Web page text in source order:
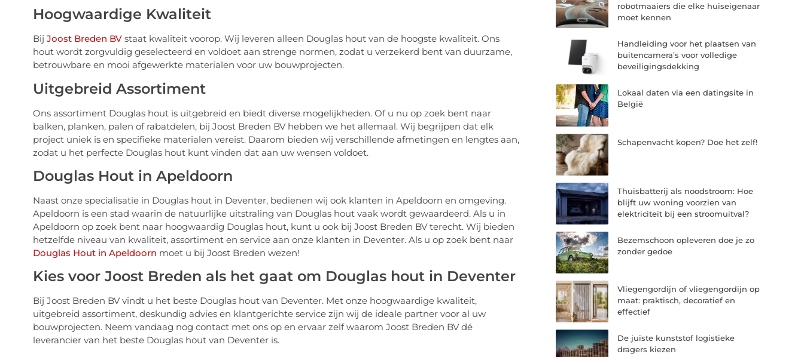
Hoogwaardige Kwaliteit
Bij Joost Breden BVstaat kwaliteit voorop. Wij leveren alleen Douglas hout van de hoogste kwaliteit. Ons
hout wordt zorgvuldig geselecteerd en voldoet aan strenge normen, zodat u verzekerd bent van duurzame,
betrouwbare en mooi afgewerkte materialen voor uw bouwprojecten.
Uitgebreid Assortiment
Ons assortiment Douglas hout is uitgebreid en biedt diverse mogelijkheden. Of u nu op zoek bent naar
balken, planken, palen of rabatdelen, bij Joost Breden BV hebben we het allemaal. Wij begrijpen dat elk
project uniek is en specifieke materialen vereist. Daarom bieden wij verschillende afmetingen en lengtes aan,
zodat u het perfecte Douglas hout kunt vinden dat aan uw wensen voldoet.
Douglas Hout in Apeldoorn
Naast onze specialisatie in Douglas hout in Deventer, bedienen wij ook klanten in Apeldoorn en omgeving.
Apeldoorn is een stad waarin de natuurlijke uitstraling van Douglas hout vaak wordt gewaardeerd. Als u in
Apeldoorn op zoek bent naar hoogwaardig Douglas hout, kunt u ook bij Joost Breden BV terecht. Wij bieden
hetzelfde niveau van kwaliteit, assortiment en service aan onze klanten in Deventer. Als u op zoek bent naar
Douglas Hout in Apeldoorn moet u bij Joost Breden wezen!
Kies voor Joost Breden als het gaat om Douglas hout in Deventer
Bij Joost Breden BV vindt u het beste Douglas hout van Deventer. Met onze hoogwaardige kwaliteit,
uitgebreid assortiment, deskundig advies en klantgerichte service zijn wij de ideale partner voor al uw
bouwprojecten. Neem vandaag nog contact met ons op en ervaar zelf waarom Joost Breden BV dé
leverancier van het beste Douglas hout van Deventer is.
robotmaaiers die elke huiseigenaar
moet kennen
Handleiding voor het plaatsen van
buitencamera’s voor volledige
beveiligingsdekking
Lokaal daten via een datingsite in
België
Schapenvacht kopen? Doe het zelf!
Thuisbatterij als noodstroom: Hoe
blijft uw woning voorzien van
elektriciteit bij een stroomuitval?
Bezemschoon opleveren doe je zo
zonder gedoe
Vliegengordijn of vliegengordijn op
maat: praktisch, decoratief en
effectief
De juiste kunststof logistieke
dragers kiezen